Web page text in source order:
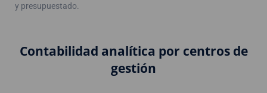
y presupuestado.
Contabilidad analítica por centros de
gestión